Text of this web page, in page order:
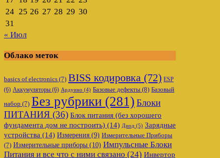
24 25 26 27 28 29 30
31
« Июл
Облако меток
basics of electronics (7) BISS кодировка (72) ESP
(6) Аккумуляторы (6) Ардуино (4) Базовые дефекты (8) Базовый
набор (7) Без рубрики (281) Блоки
ПИТАНИЯ (36) Блок питания (без хорошего
фундамента дом не построить) (14) Диод (5) Зарядные
устройства (14) Измерения (9) Измерительные Приборы
(7) Измерительные приборы (10) Импульсные Блоки
Питания и все что с ними связано (24) Инвертор